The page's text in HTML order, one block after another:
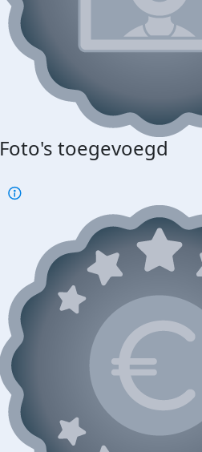
Foto's toegevoegd